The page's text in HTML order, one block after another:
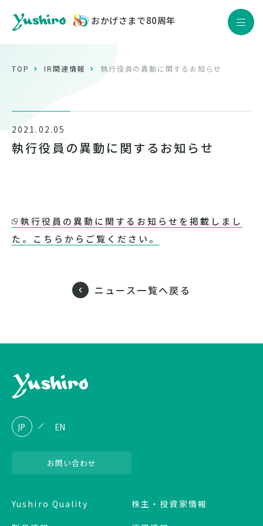
おかげさまで80周年
JP
企業情報
サステナビリティ
TOP IR関連情報 執行役員の異動に関するお知らせ
2021.02.05
執行役員の異動に関するお知らせ
執行役員の異動に関するお知らせを掲載しまし
た。こちらからご覧ください。
ニュース一覧へ戻る
JP EN
お問い合わせ
Yushiro Quality 株主・投資家情報